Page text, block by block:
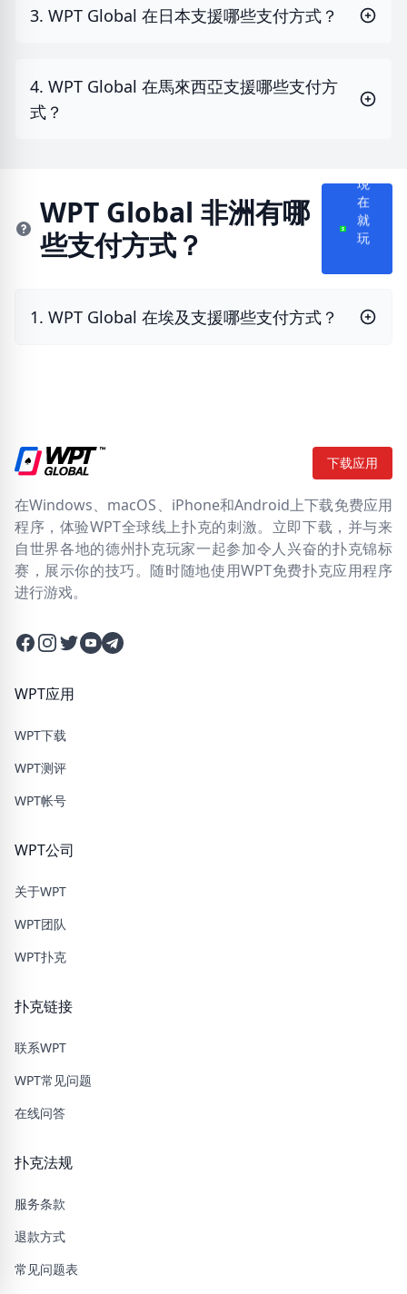
3. WPT Global 在日本支援哪些支付方式？
4. WPT Global 在馬來西亞支援哪些支付方
式？
WPT Global 非洲有哪
些支付方式？
現
在
就
1. WPT Global 在埃及支援哪些支付方式？
下载应用
在Windows、macOS、iPhone和Android上下载免费应用
程序，体验WPT全球线上扑克的刺激。立即下载，并与来
自世界各地的德州扑克玩家一起参加令人兴奋的扑克锦标
赛，展示你的技巧。随时随地使用WPT免费扑克应用程序
进行游戏。
Facebook
Instagram
Twitter
Twitter
Twitter
WPT应用
WPT下载
WPT测评
WPT帐号
WPT公司
关于WPT
WPT团队
WPT扑克
扑克链接
联系WPT
WPT常见问题
在线问答
扑克法规
服务条款
退款方式
常见问题表